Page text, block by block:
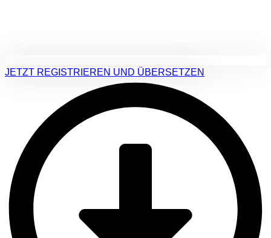
JETZT REGISTRIEREN UND ÜBERSETZEN